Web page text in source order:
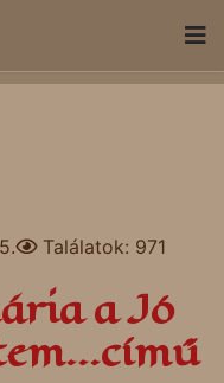
Találatok: 971
a Jó